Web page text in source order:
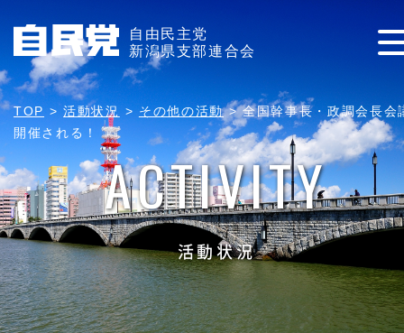
自由民主党
新潟県支部連合会
TOP >活動状況 > その他の活動>全国幹事長・政調会長会
開催される！
ACTIVITY
活動状況